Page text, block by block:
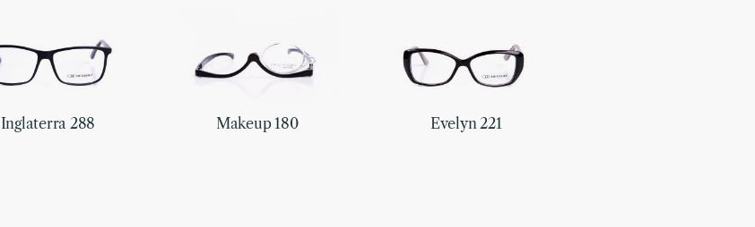
Inglaterra 288 Makeup 180 Evelyn 221